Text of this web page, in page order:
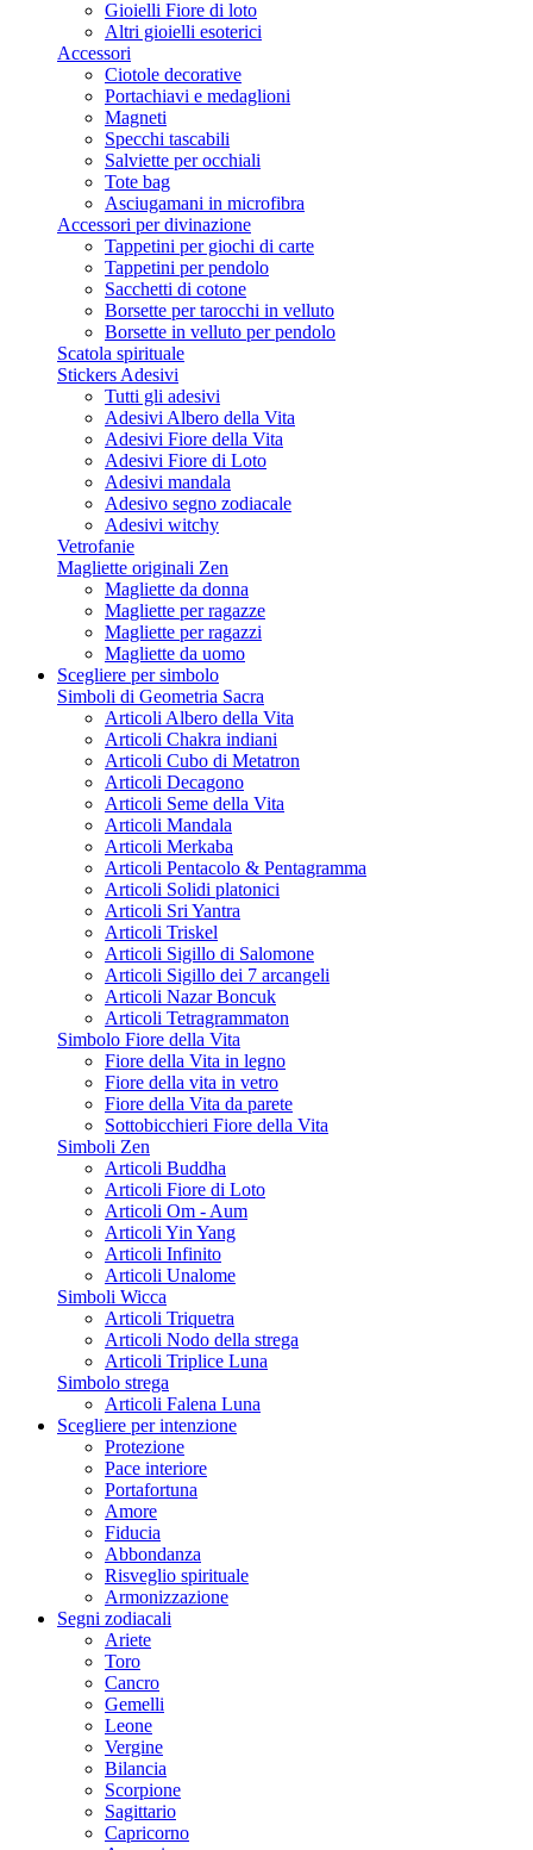
Gioielli Fiore di loto
Altri gioielli esoterici
Accessori
Ciotole decorative
Portachiavi e medaglioni
Magneti
Specchi tascabili
Salviette per occhiali
Tote bag
Asciugamani in microfibra
Accessori per divinazione
Tappetini per giochi di carte
Tappetini per pendolo
Sacchetti di cotone
Borsette per tarocchi in velluto
Borsette in velluto per pendolo
Scatola spirituale
Stickers Adesivi
Tutti gli adesivi
Adesivi Albero della Vita
Adesivi Fiore della Vita
Adesivi Fiore di Loto
Adesivi mandala
Adesivo segno zodiacale
Adesivi witchy
Vetrofanie
Magliette originali Zen
Magliette da donna
Magliette per ragazze
Magliette per ragazzi
Magliette da uomo
Scegliere per simbolo
Simboli di Geometria Sacra
Articoli Albero della Vita
Articoli Chakra indiani
Articoli Cubo di Metatron
Articoli Decagono
Articoli Seme della Vita
Articoli Mandala
Articoli Merkaba
Articoli Pentacolo & Pentagramma
Articoli Solidi platonici
Articoli Sri Yantra
Articoli Triskel
Articoli Sigillo di Salomone
Articoli Sigillo dei 7 arcangeli
Articoli Nazar Boncuk
Articoli Tetragrammaton
Simbolo Fiore della Vita
Fiore della Vita in legno
Fiore della vita in vetro
Fiore della Vita da parete
Sottobicchieri Fiore della Vita
Simboli Zen
Articoli Buddha
Articoli Fiore di Loto
Articoli Om - Aum
Articoli Yin Yang
Articoli Infinito
Articoli Unalome
Simboli Wicca
Articoli Triquetra
Articoli Nodo della strega
Articoli Triplice Luna
Simbolo strega
Articoli Falena Luna
Scegliere per intenzione
Protezione
Pace interiore
Portafortuna
Amore
Fiducia
Abbondanza
Risveglio spirituale
Armonizzazione
Segni zodiacali
Ariete
Toro
Cancro
Gemelli
Leone
Vergine
Bilancia
Scorpione
Sagittario
Capricorno